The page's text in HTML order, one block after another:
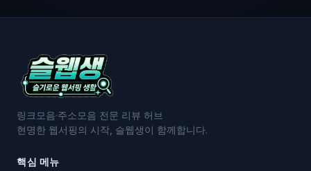
링크모음·주소모음 전문 리뷰 허브
현명한 웹서핑의 시작, 슬웹생이 함께합니다.
핵심 메뉴